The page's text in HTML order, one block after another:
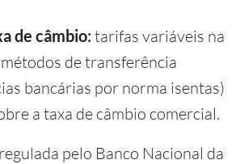
de câmbio: tarifas variáveis na
de transferência
bancárias por norma isentas)
a taxa de câmbio comercial.
pelo Banco Nacional da